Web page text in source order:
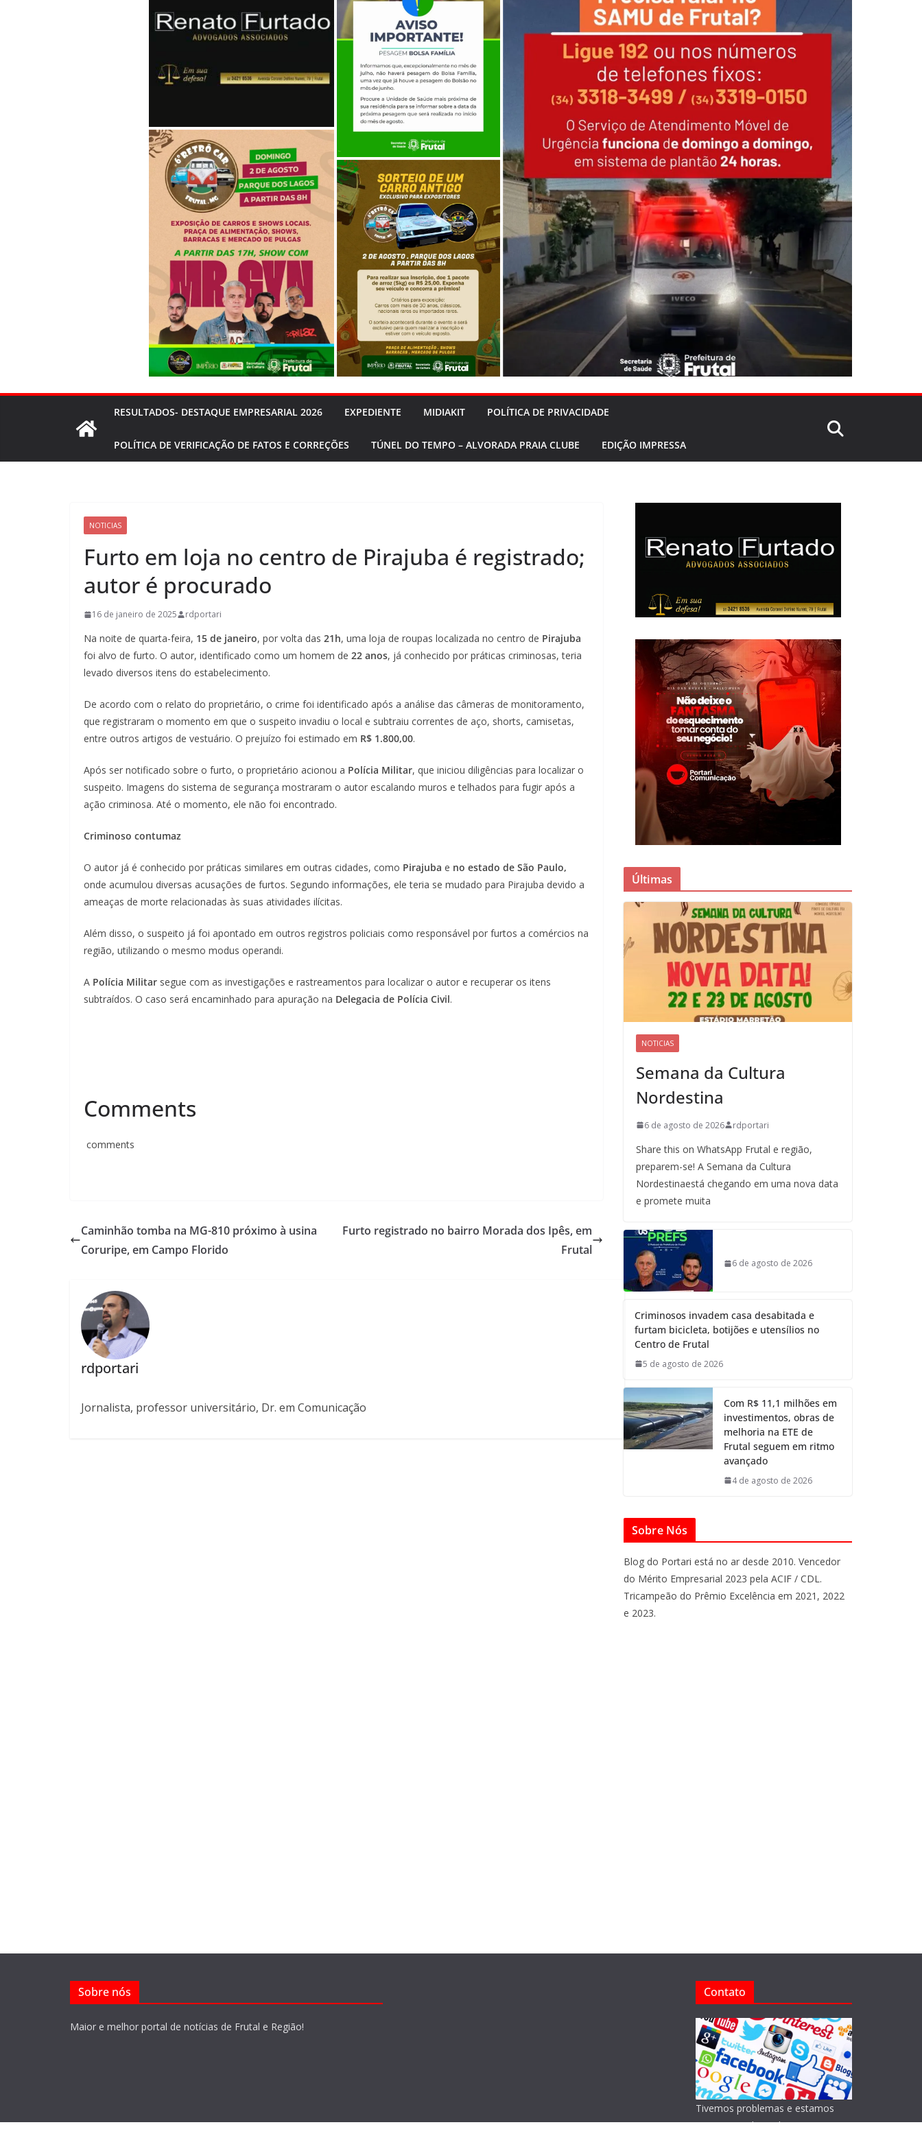
RESULTADOS- DESTAQUE EMPRESARIAL 2026 EXPEDIENTE MIDIAKIT POLÍTICA DE PRIVACIDADE
POLÍTICA DE VERIFICAÇÃO DE FATOS E CORREÇÕES TÚNEL DO TEMPO – ALVORADA PRAIA CLUBE EDIÇÃO IMPRESSA
NOTICIAS
Furto em loja no centro de Pirajuba é registrado;
autor é procurado
16 de janeiro de 2025 rdportari
Na noite de quarta-feira, 15 de janeiro, por volta das 21h, uma loja de roupas localizada no centro de Pirajuba
foi alvo de furto. O autor, identificado como um homem de 22 anos, já conhecido por práticas criminosas, teria
levado diversos itens do estabelecimento.
De acordo com o relato do proprietário, o crime foi identificado após a análise das câmeras de monitoramento,
que registraram o momento em que o suspeito invadiu o local e subtraiu correntes de aço, shorts, camisetas,
entre outros artigos de vestuário. O prejuízo foi estimado em R$ 1.800,00.
Após ser notificado sobre o furto, o proprietário acionou a Polícia Militar, que iniciou diligências para localizar o
suspeito. Imagens do sistema de segurança mostraram o autor escalando muros e telhados para fugir após a
ação criminosa. Até o momento, ele não foi encontrado.
Criminoso contumaz
O autor já é conhecido por práticas similares em outras cidades, como Pirajuba e no estado de São Paulo,
onde acumulou diversas acusações de furtos. Segundo informações, ele teria se mudado para Pirajuba devido a
ameaças de morte relacionadas às suas atividades ilícitas.
Além disso, o suspeito já foi apontado em outros registros policiais como responsável por furtos a comércios na
região, utilizando o mesmo modus operandi.
A Polícia Militar segue com as investigações e rastreamentos para localizar o autor e recuperar os itens
subtraídos. O caso será encaminhado para apuração na Delegacia de Polícia Civil.
Comments
comments
Caminhão tomba na MG-810 próximo à usina
Coruripe, em Campo Florido
Furto registrado no bairro Morada dos Ipês, em
Frutal
rdportari
Jornalista, professor universitário, Dr. em Comunicação
Últimas
NOTICIAS
Semana da Cultura
Nordestina
6 de agosto de 2026 rdportari
Share this on WhatsApp Frutal e região,
preparem-se! A Semana da Cultura
Nordestinaestá chegando em uma nova data
e promete muita
6 de agosto de 2026
Criminosos invadem casa desabitada e
furtam bicicleta, botijões e utensílios no
Centro de Frutal
5 de agosto de 2026
Com R$ 11,1 milhões em
investimentos, obras de
melhoria na ETE de
Frutal seguem em ritmo
avançado
4 de agosto de 2026
Sobre Nós
Blog do Portari está no ar desde 2010. Vencedor
do Mérito Empresarial 2023 pela ACIF / CDL.
Tricampeão do Prêmio Excelência em 2021, 2022
e 2023.
Sobre nós
Maior e melhor portal de notícias de Frutal e Região!
Contato
Tivemos problemas e estamos
reorganizando o Blog!